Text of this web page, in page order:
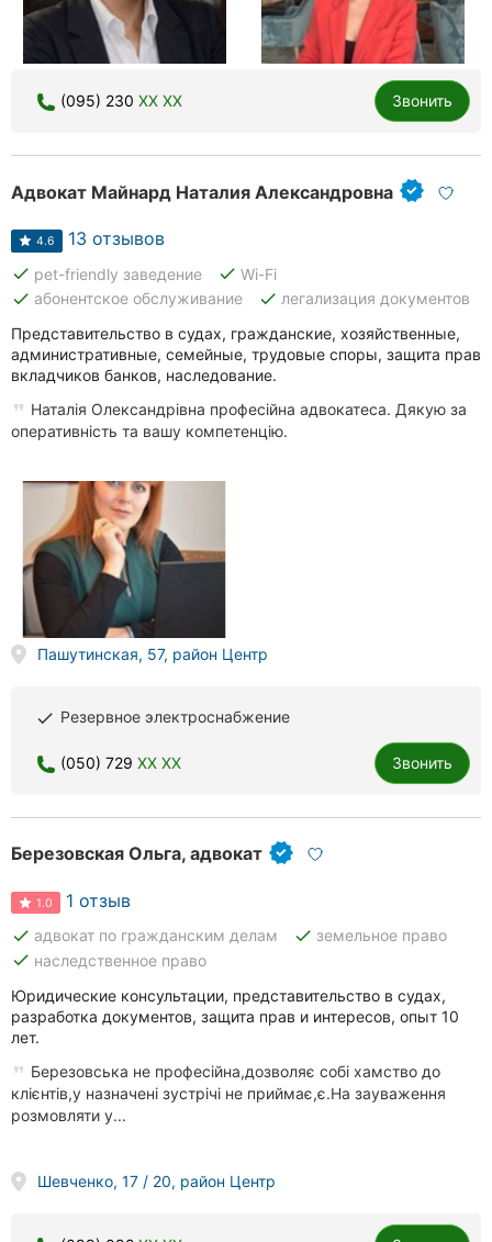
Сумы
Франковск
Ужгород
Карпаты
(095) 230 XX XX Звонить
Адвокат Майнард Наталия Александровна
4.6 13 отзывов
done pet-friendly заведение done Wi-Fi
done абонентское обслуживание done легализация документов
Представительство в судах, гражданские, хозяйственные,
административные, семейные, трудовые споры, защита прав
вкладчиков банков, наследование.
Наталія Олександрівна професійна адвокатеса. Дякую за
оперативність та вашу компетенцію.
Пашутинская, 57, район Центр
done Резервное электроснабжение
(050) 729 XX XX Звонить
Березовская Ольга, адвокат
1.0 1 отзыв
done адвокат по гражданским делам done земельное право
done наследственное право
Юридические консультации, представительство в судах,
разработка документов, защита прав и интересов, опыт 10
лет.
Березовська не професійна,дозволяє собі хамство до
клієнтів,у назначені зустрічі не приймає,є.На зауваження
розмовляти у...
Шевченко, 17 / 20, район Центр